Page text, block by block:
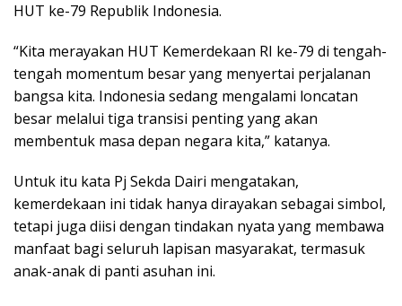
HUT ke-79 Republik Indonesia.
“Kita merayakan HUT Kemerdekaan RI ke-79 di tengah-
tengah momentum besar yang menyertai perjalanan
bangsa kita. Indonesia sedang mengalami loncatan
besar melalui tiga transisi penting yang akan
membentuk masa depan negara kita,” katanya.
Untuk itu kata Pj Sekda Dairi mengatakan,
kemerdekaan ini tidak hanya dirayakan sebagai simbol,
tetapi juga diisi dengan tindakan nyata yang membawa
manfaat bagi seluruh lapisan masyarakat, termasuk
anak-anak di panti asuhan ini.